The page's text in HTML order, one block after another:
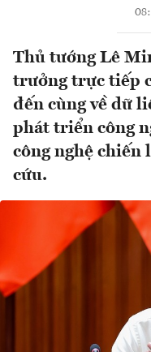
Thủ tướng Lê
trưởng trực tiếp
đến cùng về dữ
phát triển công
công nghệ chiến
cứu.